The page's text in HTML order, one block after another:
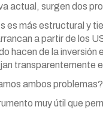
actual, surgen dos
es más estructural y
a partir de los
hacen de la
transparentemente
ambos problemas?
muy útil que